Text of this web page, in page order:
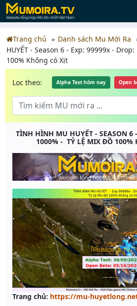
Trang chủ Danh sách Mu Mới Ra
HUYẾT - Season 6 - Exp: 99999x -
100% Không có Xịt
Lọc theo: Alpha Test hôm nay Open
TÌNH HÌNH MU HUYẾT - SEASON 6
1000% - TỶ LỆ MIX ĐỒ 100%
Trang chủ: https://mu-